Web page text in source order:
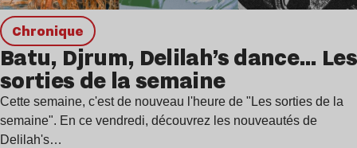
chronique
Batu, Djrum, Delilah’s dance… Les
sorties de la semaine
Cette semaine, c'est de nouveau l'heure de "Les sorties de la
semaine". En ce vendredi, découvrez les nouveautés de
Delilah's…